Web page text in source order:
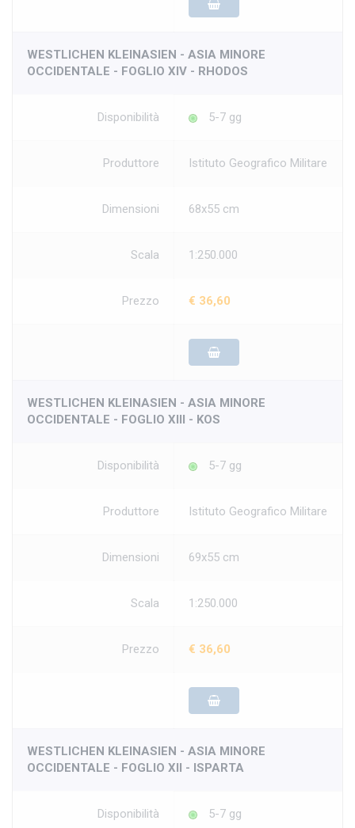
WESTLICHEN KLEINASIEN - ASIA MINORE
OCCIDENTALE - FOGLIO XIV - RHODOS
Disponibilità 5-7 gg
Produttore Istituto Geografico Militare
Dimensioni 68x55 cm
Scala 1:250.000
Prezzo € 36,60
WESTLICHEN KLEINASIEN - ASIA MINORE
OCCIDENTALE - FOGLIO XIII - KOS
Disponibilità 5-7 gg
Produttore Istituto Geografico Militare
Dimensioni 69x55 cm
Scala 1:250.000
Prezzo € 36,60
WESTLICHEN KLEINASIEN - ASIA MINORE
OCCIDENTALE - FOGLIO XII - ISPARTA
Disponibilità 5-7 gg